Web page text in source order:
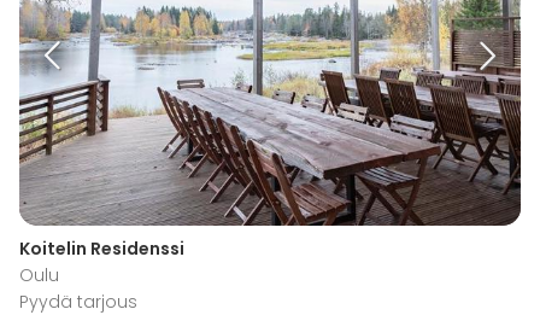
Koitelin Residenssi
Oulu
Pyydä tarjous